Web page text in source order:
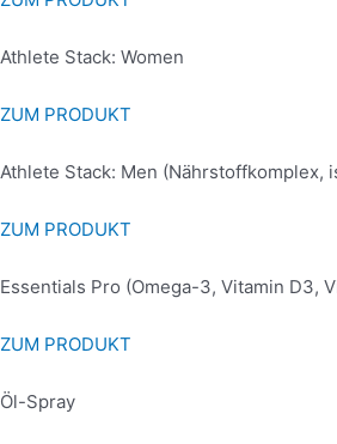
Athlete Stack: Women
ZUM PRODUKT
Athlete Stack: Men (Nährstoffkomplex,
ZUM PRODUKT
Essentials Pro (Omega-3, Vitamin D3,
ZUM PRODUKT
Öl-Spray